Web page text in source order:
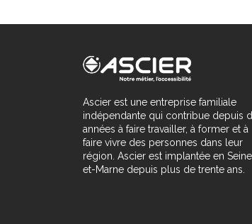
Ascier est une entreprise familiale
indépendante qui contribue depuis
années à faire travailler, à former et à
faire vivre des personnes dans leur
région. Ascier est implantée en
et-Marne depuis plus de trente ans.